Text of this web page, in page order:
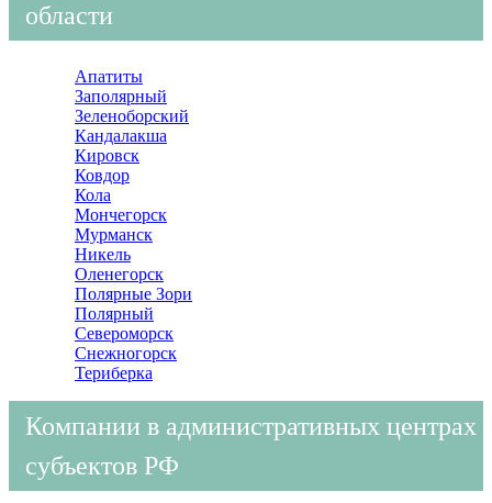
области
Апатиты
Заполярный
Зеленоборский
Кандалакша
Кировск
Ковдор
Кола
Мончегорск
Мурманск
Никель
Оленегорск
Полярные Зори
Полярный
Североморск
Снежногорск
Териберка
Компании в административных центрах
субъектов РФ